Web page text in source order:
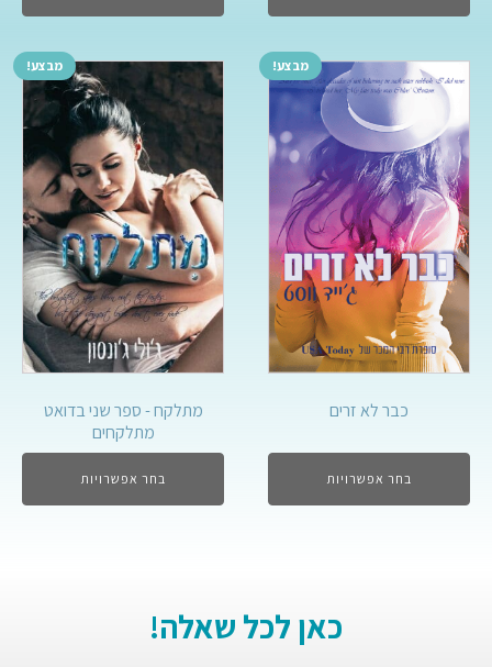
מבצע!
כבר לא זרים
בחר אפשרויות
מבצע!
מתלקח - ספר שני בדואט
מתלקחים
בחר אפשרויות
כאן לכל שאלה!